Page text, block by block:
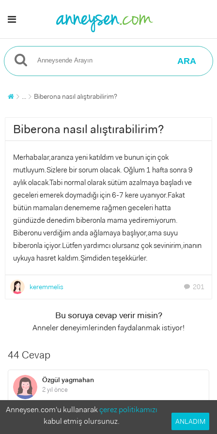
ARA
... Biberona nasıl alıştırabilirim?
Biberona nasıl alıştırabilirim?
Merhabalar,aranıza yeni katıldım ve bunun için çok
mutluyum.Sizlere bir sorum olacak. Oğlum 1 hafta sonra 9
aylık olacak.Tabi normal olarak sütüm azalmaya başladı ve
geceleri emerek doymadığı için 6-7 kere uyanıyor.Fakat
bütün mamaları denememe rağmen geceleri hatta
gündüzde denedim biberonla mama yediremiyorum.
Biberonu verdiğim anda ağlamaya başlıyor,ama suyu
biberonla içiyor.Lütfen yardımcı olursanız çok sevinirim,inanın
uykuya hasret kaldım.Şimdiden teşekkürler.
keremmelis chat 201
Bu soruya cevap verir misin?
Anneler deneyimlerinden faydalanmak istiyor!
44 Cevap
Özgül yagmahan
2 yıl önce
Merhabalar benimde kızım 7 aylık oldu ek gıda da çok xok
zorlanıyorum yemiyor almıyor biberon emmiyor napacagimi
Anneysen.com'u kullanarakçerez politikamızı
kabul etmiş olursunuz.
ANLADIM